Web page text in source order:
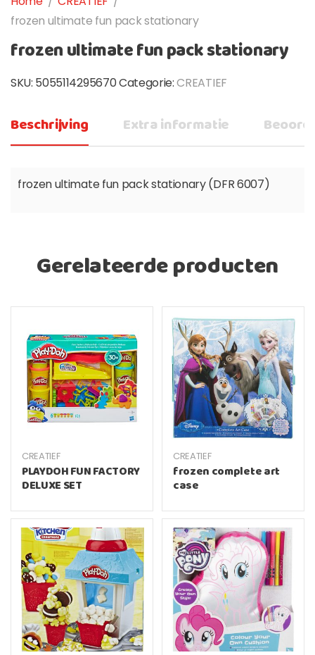
frozen ultimate fun pack stationary
frozen ultimate fun pack stationary
SKU: 5055114295670Categorie:CREATIEF
Beschrijving Extra informatie
frozen ultimate fun pack stationary (DFR 6007)
Gerelateerde producten
CREATIEF
PLAYDOH FUN FACTORY
DELUXE SET
CREATIEF
frozen complete art
case